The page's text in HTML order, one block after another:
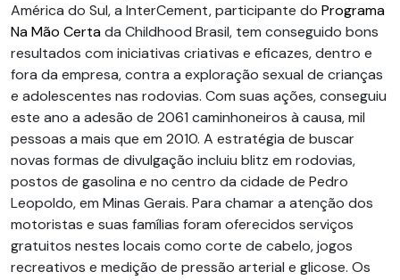
América do Sul, a InterCement, participante do Programa
Na Mão Certada Childhood Brasil, tem conseguido bons
resultados com iniciativas criativas e eficazes, dentro e
fora da empresa, contra a exploração sexual de crianças
e adolescentes nas rodovias. Com suas ações, conseguiu
este ano a adesão de 2061 caminhoneiros à causa, mil
pessoas a mais que em 2010. A estratégia de buscar
novas formas de divulgação incluiu blitz em rodovias,
postos de gasolina e no centro da cidade de Pedro
Leopoldo, em Minas Gerais. Para chamar a atenção dos
motoristas e suas famílias foram oferecidos serviços
gratuitos nestes locais como corte de cabelo, jogos
recreativos e medição de pressão arterial e glicose. Os